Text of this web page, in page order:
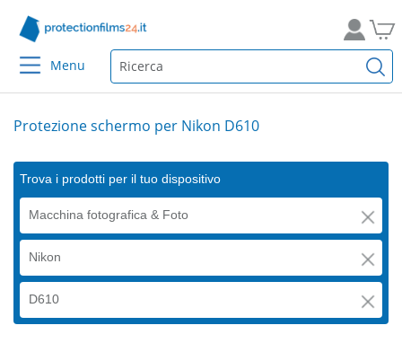
Menu
Protezione schermo per Nikon D610
Trova i prodotti per il tuo dispositivo
Macchina fotografica & Foto
Nikon
D610